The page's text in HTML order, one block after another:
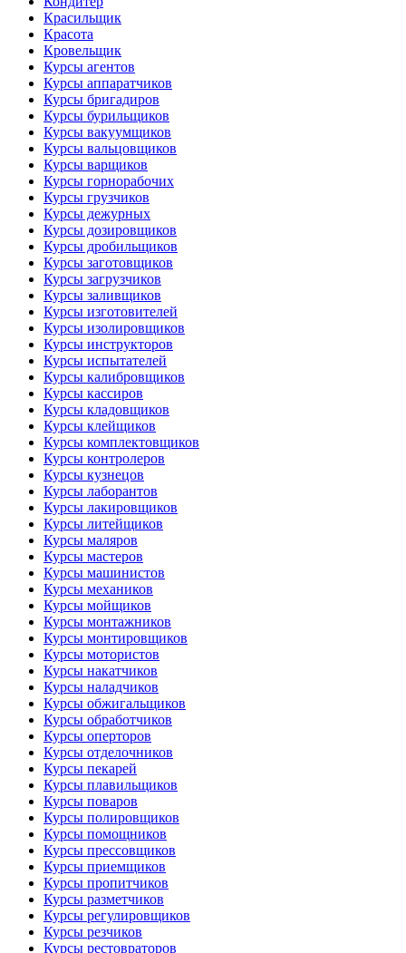
Красильщик
Красота
Кровельщик
Курсы агентов
Курсы аппаратчиков
Курсы бригадиров
Курсы бурильщиков
Курсы вакуумщиков
Курсы вальцовщиков
Курсы варщиков
Курсы горнорабочих
Курсы грузчиков
Курсы дежурных
Курсы дозировщиков
Курсы дробильщиков
Курсы заготовщиков
Курсы загрузчиков
Курсы заливщиков
Курсы изготовителей
Курсы изолировщиков
Курсы инструкторов
Курсы испытателей
Курсы калибровщиков
Курсы кассиров
Курсы кладовщиков
Курсы клейщиков
Курсы комплектовщиков
Курсы контролеров
Курсы кузнецов
Курсы лаборантов
Курсы лакировщиков
Курсы литейщиков
Курсы маляров
Курсы мастеров
Курсы машинистов
Курсы механиков
Курсы мойщиков
Курсы монтажников
Курсы монтировщиков
Курсы мотористов
Курсы накатчиков
Курсы наладчиков
Курсы обжигальщиков
Курсы обработчиков
Курсы оперторов
Курсы отделочников
Курсы пекарей
Курсы плавильщиков
Курсы поваров
Курсы полировщиков
Курсы помощников
Курсы прессовщиков
Курсы приемщиков
Курсы пропитчиков
Курсы разметчиков
Курсы регулировщиков
Курсы резчиков
Курсы рестовраторов